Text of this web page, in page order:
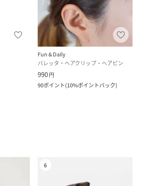
Fun & Daily
バレッタ・ヘアクリップ・ヘアピン
990円
90ポイント(10%ポイントバック)
6